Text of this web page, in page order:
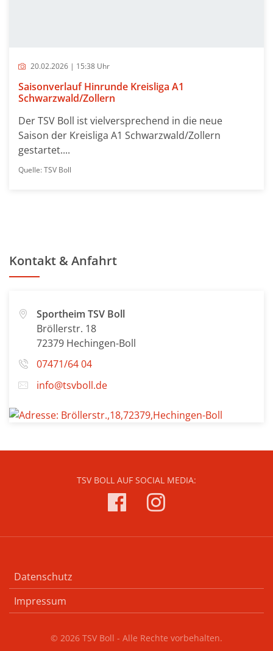
20.02.2026 | 15:38 Uhr
Saisonverlauf Hinrunde Kreisliga A1
Schwarzwald/Zollern
Der TSV Boll ist vielversprechend in die neue
Saison der Kreisliga A1 Schwarzwald/Zollern
gestartet....
Quelle: TSV Boll
Kontakt & Anfahrt
Sportheim TSV Boll
Bröllerstr. 18
72379 Hechingen-Boll
07471/64 04
info@tsvboll.de
TSV BOLL AUF SOCIAL MEDIA:
Datenschutz
Impressum
© 2026 TSV Boll - Alle Rechte vorbehalten.